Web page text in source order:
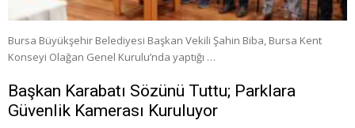
Bursa Büyükşehir Belediyesi Başkan Vekili Şahin Biba, Bursa Kent
Konseyi Olağan Genel Kurulu’nda yaptığı …
Başkan Karabatı Sözünü Tuttu; Parklara
Güvenlik Kamerası Kuruluyor